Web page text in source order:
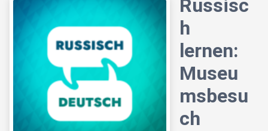
Russisc
h
lernen:
Museu
msbesu
ch